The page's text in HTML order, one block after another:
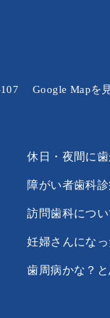
107
Google Mapを
休日・夜間に
障がい者歯科診
訪問歯科につい
妊婦さんになっ
歯周病かな？